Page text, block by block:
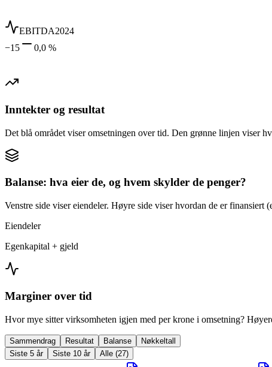
EBITDA2024
−15
0,0 %
Inntekter og resultat
Det blå området viser omsetningen over tid. Den grønne linjen viser
Balanse: hva eier de, og hvem skylder de penger?
Venstre side viser eiendeler. Høyre side viser hvordan de er
Eiendeler
Egenkapital + gjeld
Marginer over tid
Hvor mye sitter virksomheten igjen med per krone i omsetning?
Sammendrag Resultat Balanse
Nøkkeltall
Siste 5 år
Siste 10 år Alle (27)